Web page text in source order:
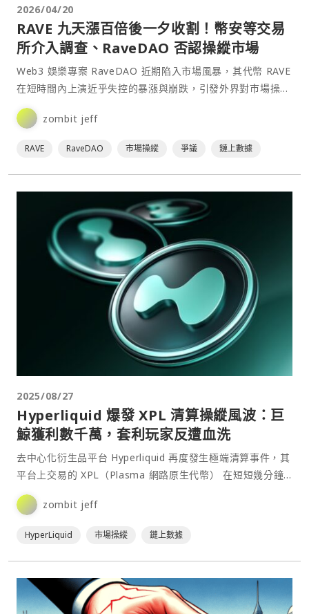
2026/04/20
RAVE 九天漲百倍後一夕收割！幣安等交易
所介入調查、RaveDAO 否認操縱市場
Web3 娛樂專案 RaveDAO 近期陷入市場風暴，其代幣 RAVE
在短時間內上演近乎失控的暴漲與崩跌，引發外界對市場操縱
的強烈質疑，連帶也讓多家主流交易所啟動調查。⋯
zombit jeff
RAVE RaveDAO 市場操縱 爭議 鏈上數據
2025/08/27
Hyperliquid 爆發 XPL 清算操縱風波：巨
鯨獲利數千萬，套利玩家反遭血洗
去中心化衍生品平台 Hyperliquid 再度發生極端清算事件，其
平台上交易的 XPL（Plasma 網路原生代幣） 在短短幾分鐘
內暴漲 200% 又迅速回落。據⋯
zombit jeff
HyperLiquid 市場操縱 鏈上數據